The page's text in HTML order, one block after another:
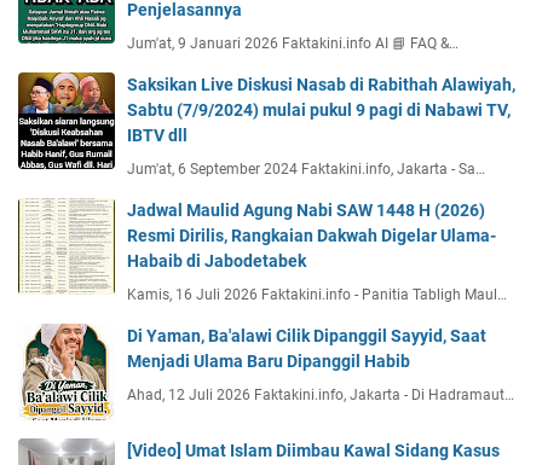
Penjelasannya
Jum'at, 9 Januari 2026 Faktakini.info AI 📘 FAQ &…
Saksikan Live Diskusi Nasab di Rabithah Alawiyah,
Sabtu (7/9/2024) mulai pukul 9 pagi di Nabawi TV,
IBTV dll
Jum'at, 6 September 2024 Faktakini.info, Jakarta - Sa…
Jadwal Maulid Agung Nabi SAW 1448 H (2026)
Resmi Dirilis, Rangkaian Dakwah Digelar Ulama-
Habaib di Jabodetabek
Kamis, 16 Juli 2026 Faktakini.info - Panitia Tabligh Maul…
Di Yaman, Ba'alawi Cilik Dipanggil Sayyid, Saat
Menjadi Ulama Baru Dipanggil Habib
Ahad, 12 Juli 2026 Faktakini.info, Jakarta - Di Hadramaut…
[Video] Umat Islam Diimbau Kawal Sidang Kasus